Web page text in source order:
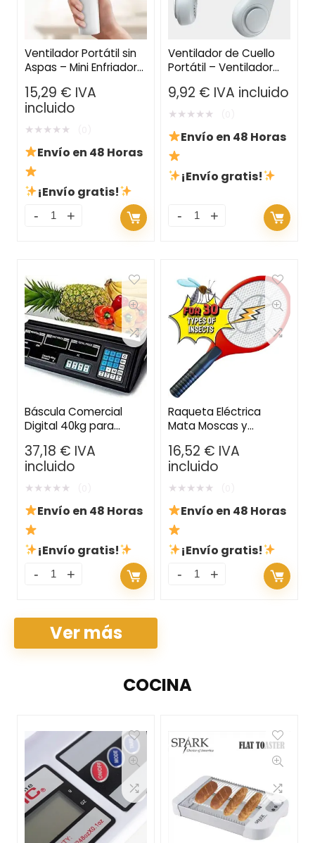
Ventilador Portátil sin
Aspas – Mini Enfriador
USB con 3 Velocidades
15,29 € IVA
incluido
★★★★★
Envío en 48 Horas
¡Envío gratis!
Ventilador de Cuello
Portátil – Ventilador
con Batería de 4000
mAh
9,92 € IVA incluido
★★★★★
Envío en 48 Horas
¡Envío gratis!
Báscula Comercial
Digital 40kg para
Batería Integrada
37,18 € IVA
incluido
★★★★★
Envío en 48 Horas
¡Envío gratis!
Raqueta Eléctrica
Mata Moscas y
16,52 € IVA
incluido
★★★★★
Envío en 48 Horas
¡Envío gratis!
Ver más
COCINA